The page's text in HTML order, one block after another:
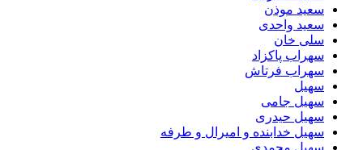
سعید موذن
سعید واحدی
سلی خان
سهراب پاکزاد
سهراب فرتاش
سهیل
سهیل جامی
سهیل حیدری
سهیل خدابنده و امیرال و طرفه
سهیل محمدی